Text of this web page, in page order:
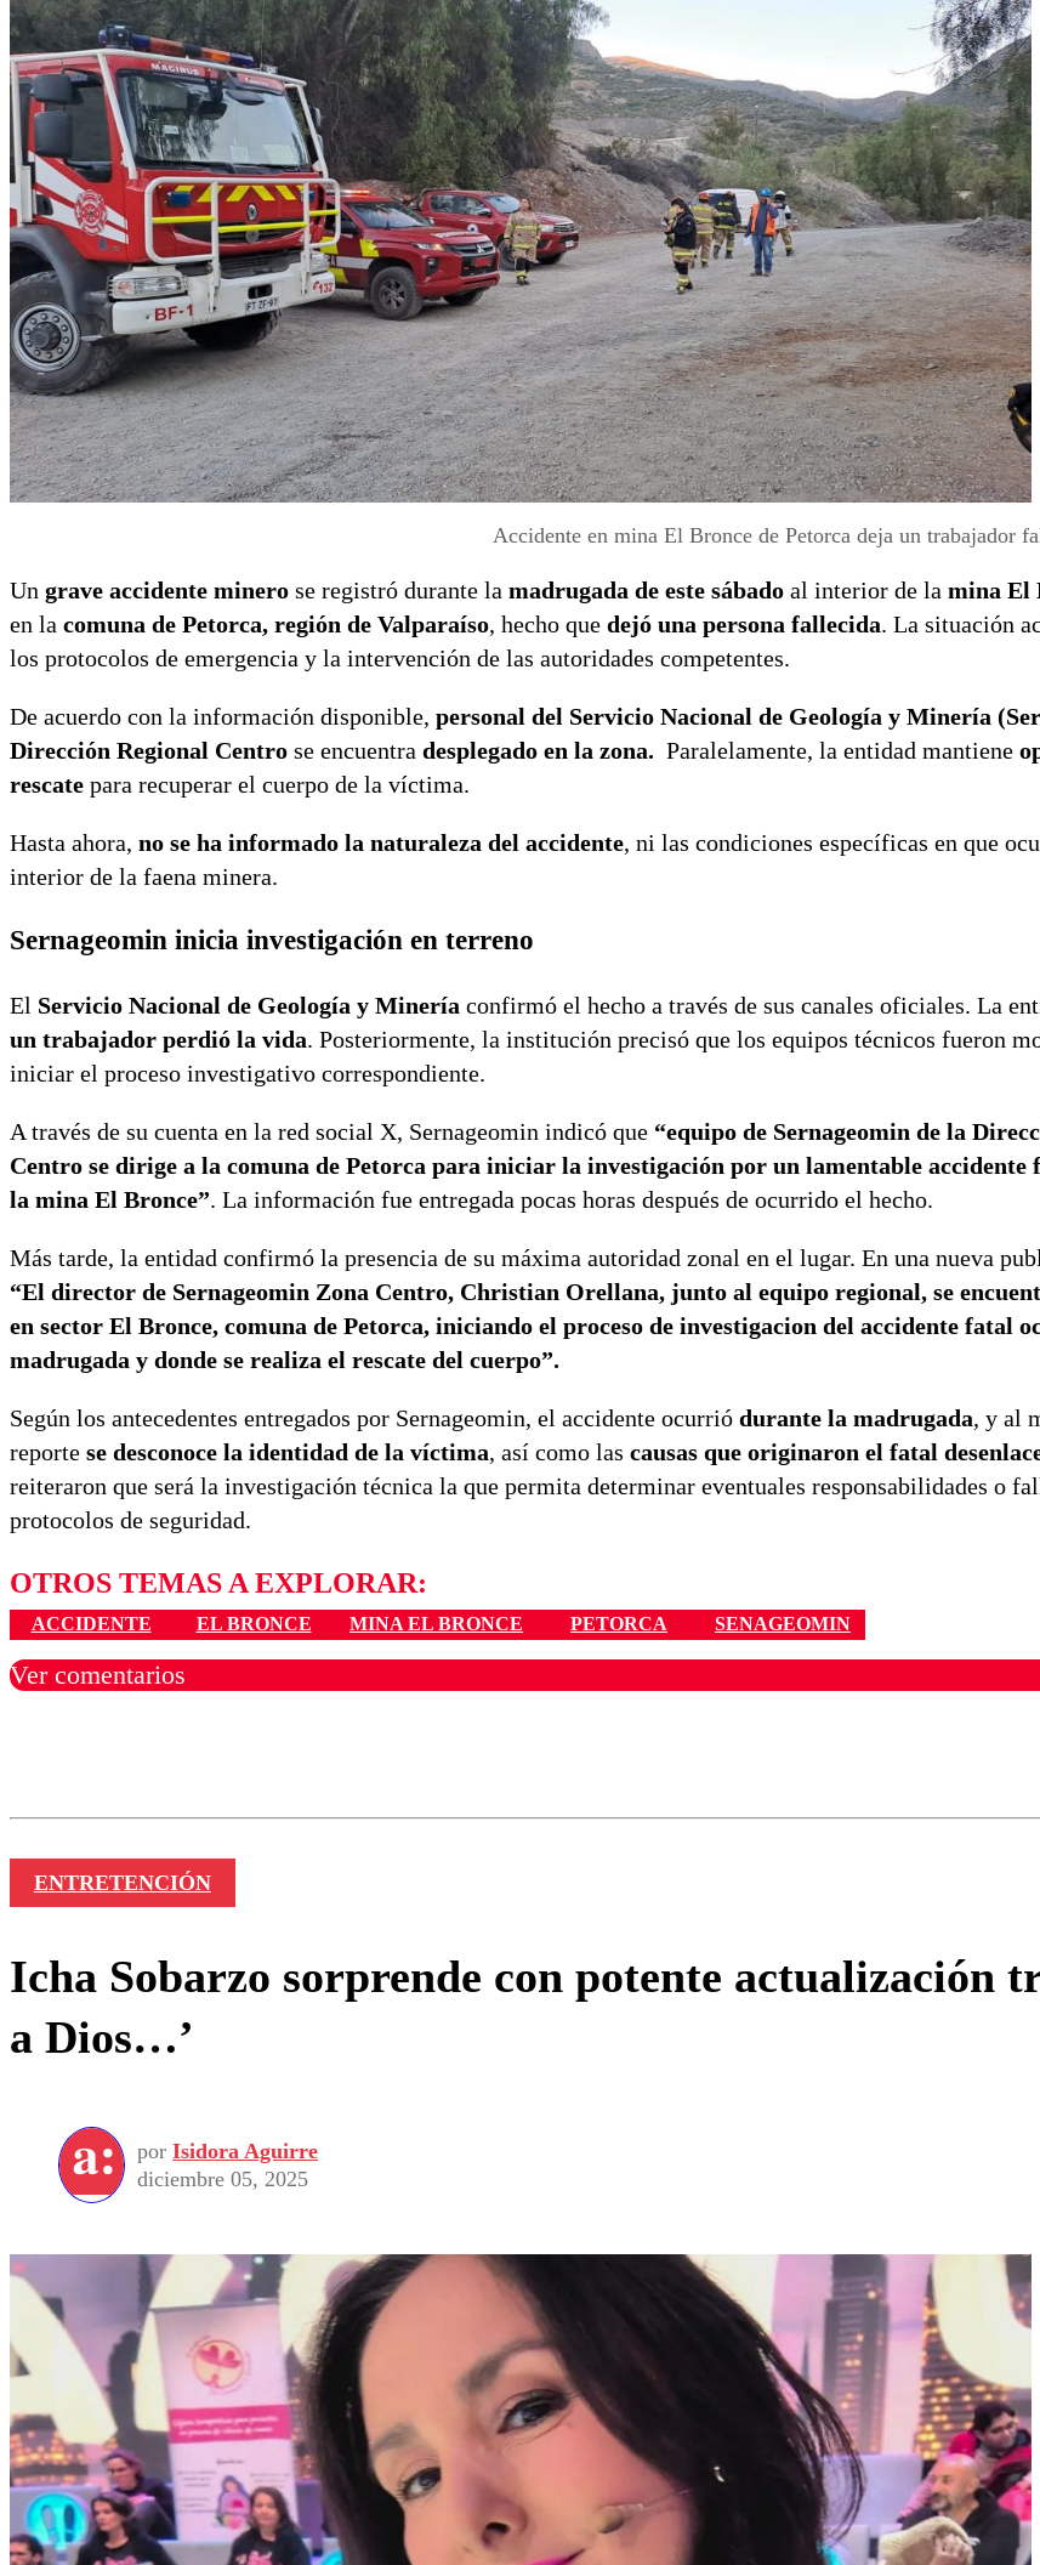
Accidente en mina El Bronce de Petorca deja un trabajador
Un grave accidente minero se registró durante la madrugada de este sábado al interior de la mina El
en la comuna de Petorca, región de Valparaíso, hecho que dejó una persona fallecida. La situación
los protocolos de emergencia y la intervención de las autoridades competentes.
De acuerdo con la información disponible, personal del Servicio Nacional de Geología y Minería
Dirección Regional Centro se encuentra desplegado en la zona. Paralelamente, la entidad mantiene
rescate para recuperar el cuerpo de la víctima.
Hasta ahora, no se ha informado la naturaleza del accidente, ni las condiciones específicas en que
interior de la faena minera.
Sernageomin inicia investigación en terreno
El Servicio Nacional de Geología y Minería confirmó el hecho a través de sus canales oficiales. La
un trabajador perdió la vida. Posteriormente, la institución precisó que los equipos técnicos fueron
iniciar el proceso investigativo correspondiente.
A través de su cuenta en la red social X, Sernageomin indicó que “equipo de Sernageomin de la
Centro se dirige a la comuna de Petorca para iniciar la investigación por un lamentable accidente
la mina El Bronce”. La información fue entregada pocas horas después de ocurrido el hecho.
Más tarde, la entidad confirmó la presencia de su máxima autoridad zonal en el lugar. En una nueva
“El director de Sernageomin Zona Centro, Christian Orellana, junto al equipo regional, se
en sector El Bronce, comuna de Petorca, iniciando el proceso de investigacion del accidente fatal
madrugada y donde se realiza el rescate del cuerpo”.
Según los antecedentes entregados por Sernageomin, el accidente ocurrió durante la madrugada, y al
reporte se desconoce la identidad de la víctima, así como las causas que originaron el fatal
reiteraron que será la investigación técnica la que permita determinar eventuales responsabilidades o
protocolos de seguridad.
OTROS TEMAS A EXPLORAR:
ACCIDENTE EL BRONCE MINA EL BRONCE PETORCA SENAGEOMIN
Ver comentarios
ENTRETENCIÓN
Icha Sobarzo sorprende con potente actualización
a Dios…’
por Isidora Aguirre
diciembre 05, 2025